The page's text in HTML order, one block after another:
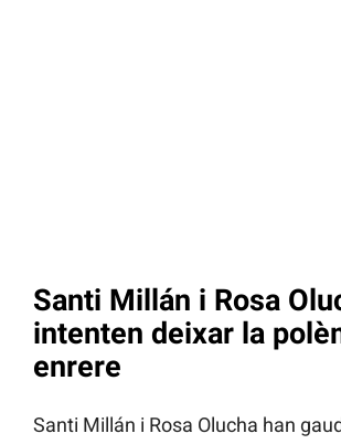
Santi Millán i Rosa
intenten deixar la
enrere
Santi Millán i Rosa Olucha han